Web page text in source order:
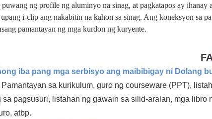
puwang ng profile ng aluminyo na sinag, at pagkatapos ay
upang i-clip ang nakabitin na kahon sa sinag. Ang koneksyon sa
pamantayan ng mga kurdon ng kuryente.
iba pang mga serbisyo ang maibibigay ni Dolang
Pamantayan sa kurikulum, guro ng courseware (PPT),
sa pagsusuri, listahan ng gawain sa silid-aralan, mga libro
atbp.